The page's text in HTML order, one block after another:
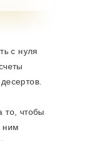
с нуля
то, чтобы
ним